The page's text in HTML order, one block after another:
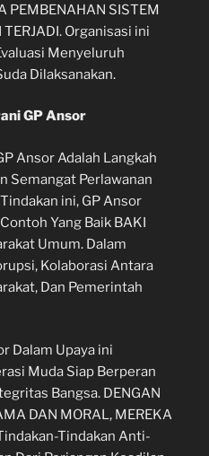
PEMBENAHAN SISTEM
Organisasi ini
Menyeluruh
Dilaksanakan.
GP Ansor
Ansor Adalah Langkah
Semangat Perlawanan
ini, GP Ansor
Yang Baik BAKI
Umum. Dalam
Kolaborasi Antara
Dan Pemerintah
Dalam Upaya ini
Muda Siap Berperan
Bangsa. DENGAN
DAN MORAL, MEREKA
Tindakan Anti-